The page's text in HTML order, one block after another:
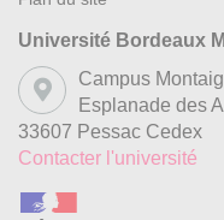
Université Bordeaux
Campus
Esplanade des
33607 Pessac Cedex
Contacter l'université